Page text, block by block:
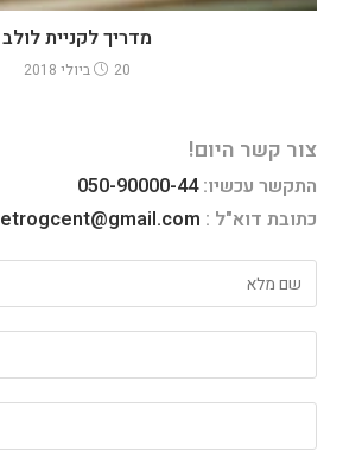
מדריך לקניית לולב
20 ביולי 2018
צור קשר היום!
התקשר עכשיו:050-90000-44
כתובת דוא"ל : etrogcent@gmail.com